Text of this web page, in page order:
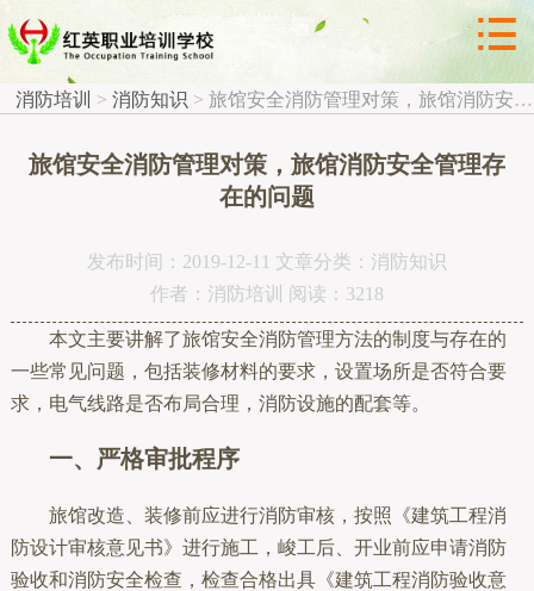

 消防知识 
消防培训 > 消防知识 > 旅馆安全消防管理对策，旅馆消防安全管理存在的问题
旅馆安全消防管理对策，旅馆消防安全管理存
在的问题
发布时间：2019-12-11 文章分类：消防知识
作者：消防培训 阅读：3218
本文主要讲解了旅馆安全消防管理方法的制度与存在的
一些常见问题，包括装修材料的要求，设置场所是否符合要
求，电气线路是否布局合理，消防设施的配套等。
一、严格审批程序
旅馆改造、装修前应进行消防审核，按照《建筑工程消
防设计审核意见书》进行施工，峻工后、开业前应申请消防
验收和消防安全检查，检查合格出具《建筑工程消防验收意